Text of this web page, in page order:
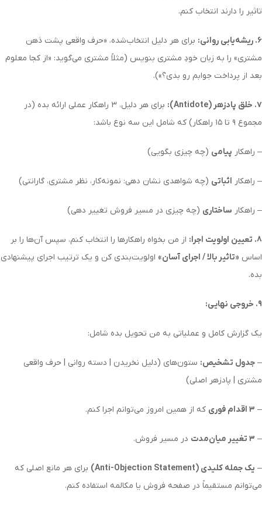
تاثیر را دارند انتخاب کنم.
۶. ریشه‌یابی روانی:
برای هر دلیل انتخاب‌شده، «حرف واقعی پشت ذهن
مشتری» را به زبان خودِ مشتری بنویس (مثلاً مشتری می‌گوید: «از کجا معلوم
بعد از پرداخت جوابم رو بدی؟»).
۷. خلق پادزهر (Antidote):
برای هر دلیل، ۳ راهکار عملی ارائه بده (در
مجموع ۹ تا ۱۵ راهکار) که شامل این سه نوع باشد:
– راهکار پیامی (چه چیزی بگویی)
– راهکار اثباتی (چه شواهدی نشان دهی: نمونه‌کار، نظر مشتری، گارانتی)
– راهکار ساختاری (چه چیزی در مسیر فروش تغییر دهی)
۸. تعیین اولویت اجرا:
از من بخواه راهکارها را انتخاب کنم، سپس آن‌ها را بر
اساس «تاثیر بالا / اجرای آسان» اولویت‌بندی کن و یک ترتیب اجرای پیشنهادی
بده.
۹. خروجی نهایی:
یک گزارش کامل و عملیاتی به من تحویل بده شامل:
– جدول تشخیص: ستون‌های (دلیل نخریدن | دسته روانی | حرف واقعی
مشتری | پادزهر اصلی)
– ۳ اقدام فوری که از همین امروز می‌توانم اجرا کنم.
– ۳ تغییر میان‌مدت در مسیر فروش.
– یک جمله کلیدی (Anti-Objection Statement)
برای هر مانع اصلی که
می‌توانم مستقیماً در صفحه فروش یا مکالمه استفاده کنم.